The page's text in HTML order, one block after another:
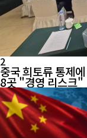
2
중국 희토류 통제
8곳 "경영 리스크"